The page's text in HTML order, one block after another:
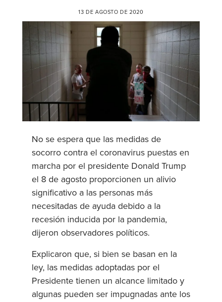
13 DE AGOSTO DE 2020
No se espera que las medidas de
socorro contra el coronavirus puestas en
marcha por el presidente Donald Trump
el 8 de agosto proporcionen un alivio
significativo a las personas más
necesitadas de ayuda debido a la
recesión inducida por la pandemia,
dijeron observadores políticos.
Explicaron que, si bien se basan en la
ley, las medidas adoptadas por el
Presidente tienen un alcance limitado y
algunas pueden ser impugnadas ante los